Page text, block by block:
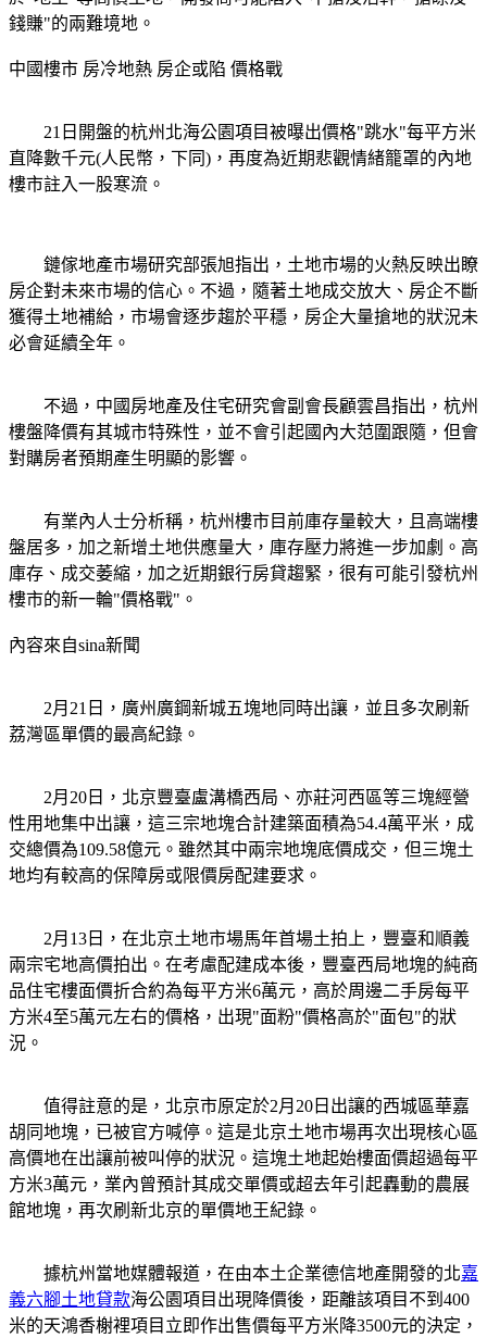
錢賺"的兩難境地。
中國樓市 房冷地熱 房企或陷 價格戰
21日開盤的杭州北海公園項目被曝出價格"跳水"每平方米
直降數千元(人民幣，下同)，再度為近期悲觀情緒籠罩的內地
樓市註入一股寒流。
鏈傢地產市場研究部張旭指出，土地市場的火熱反映出瞭
房企對未來市場的信心。不過，隨著土地成交放大、房企不斷
獲得土地補給，市場會逐步趨於平穩，房企大量搶地的狀況未
必會延續全年。
不過，中國房地產及住宅研究會副會長顧雲昌指出，杭州
樓盤降價有其城市特殊性，並不會引起國內大范圍跟隨，但會
對購房者預期產生明顯的影響。
有業內人士分析稱，杭州樓市目前庫存量較大，且高端樓
盤居多，加之新增土地供應量大，庫存壓力將進一步加劇。高
庫存、成交萎縮，加之近期銀行房貸趨緊，很有可能引發杭州
樓市的新一輪"價格戰"。
內容來自sina新聞
2月21日，廣州廣鋼新城五塊地同時出讓，並且多次刷新
荔灣區單價的最高紀錄。
2月20日，北京豐臺盧溝橋西局、亦莊河西區等三塊經營
性用地集中出讓，這三宗地塊合計建築面積為54.4萬平米，成
交總價為109.58億元。雖然其中兩宗地塊底價成交，但三塊土
地均有較高的保障房或限價房配建要求。
2月13日，在北京土地市場馬年首場土拍上，豐臺和順義
兩宗宅地高價拍出。在考慮配建成本後，豐臺西局地塊的純商
品住宅樓面價折合約為每平方米6萬元，高於周邊二手房每平
方米4至5萬元左右的價格，出現"面粉"價格高於"面包"的狀
況。
值得註意的是，北京市原定於2月20日出讓的西城區華嘉
胡同地塊，已被官方喊停。這是北京土地市場再次出現核心區
高價地在出讓前被叫停的狀況。這塊土地起始樓面價超過每平
方米3萬元，業內曾預計其成交單價或超去年引起轟動的農展
館地塊，再次刷新北京的單價地王紀錄。
據杭州當地媒體報道，在由本土企業德信地產開發的北嘉
義六腳土地貸款海公園項目出現降價後，距離該項目不到400
米的天鴻香榭裡項目立即作出售價每平方米降3500元的決定，